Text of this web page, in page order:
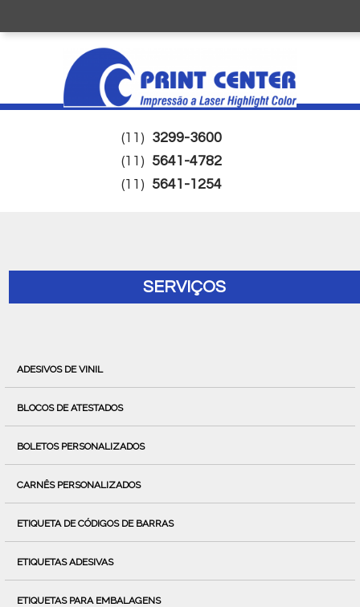
(11) 3299-3600
(11) 5641-4782
(11) 5641-1254
SERVIÇOS
ADESIVOS DE VINIL
BLOCOS DE ATESTADOS
BOLETOS PERSONALIZADOS
CARNÊS PERSONALIZADOS
ETIQUETA DE CÓDIGOS DE BARRAS
ETIQUETAS ADESIVAS
ETIQUETAS PARA EMBALAGENS